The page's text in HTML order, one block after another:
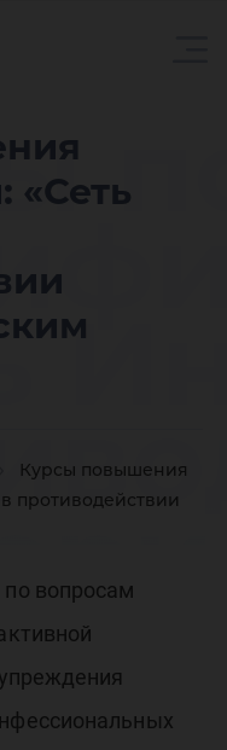
«Сеть
Курсы повышения
противодействии
вопросам